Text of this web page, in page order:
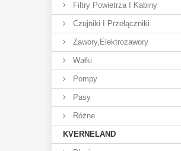
Filtry Powietrza I Kabiny
Czujniki I Przełączniki
Zawory,elektrozawory
Wałki
Pompy
Pasy
Różne
KVERNELAND